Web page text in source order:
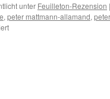
unter Feuilleton-Rezension |
, peter mattmann-allamand,
für